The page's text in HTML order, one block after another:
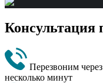
Консультация
Перезвоним через
несколько минут